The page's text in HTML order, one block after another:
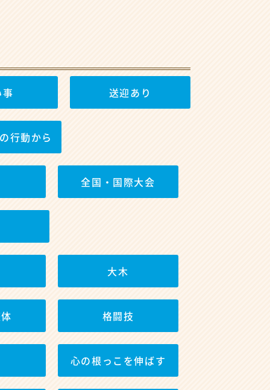
送迎あり
行動から
全国・国際大会
大木
格闘技
心の根っこを伸ばす